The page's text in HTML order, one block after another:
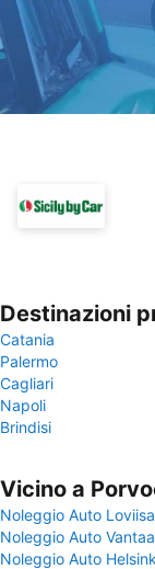
Destinazioni
Catania
Palermo
Cagliari
Napoli
Brindisi
Vicino a
Noleggio Auto Loviisa
Noleggio Auto Vantaa
Noleggio Auto